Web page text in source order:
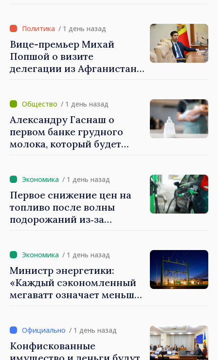
Молдова / 1 день назад
Вице-премьер Михай
Попшой о визите
делегации из Афганистана:
Нарушений
законодательных норм
выявлено не было»
/ 1 день назад
Александру Гаснаш о
первом банке грудного
молока, который будет
спасти жизни»/ 1 день назад
Первое снижение цен на
топливо после волны
подорожаний из‑за
на бензин и дизель
/ 1 день назад
Министр энергетики:
«Каждый сэкономленный
мегаватт означает меньше
/ 1 день назад
Конфискованные